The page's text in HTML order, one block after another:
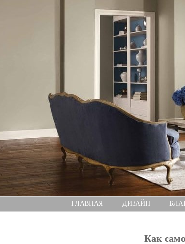
ГЛАВНАЯ ДИЗАЙН
Как